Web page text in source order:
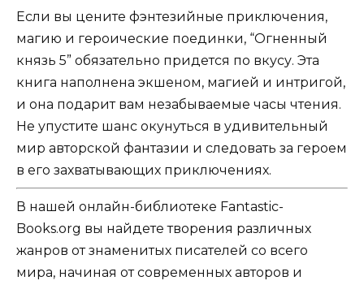
Если вы цените фэнтезийные приключения,
магию и героические поединки, “Огненный
князь 5” обязательно придется по вкусу. Эта
книга наполнена экшеном, магией и интригой,
и она подарит вам незабываемые часы чтения.
Не упустите шанс окунуться в удивительный
мир авторской фантазии и следовать за героем
в его захватывающих приключениях.
В нашей онлайн-библиотеке Fantastic-
Books.org вы найдете творения различных
жанров от знаменитых писателей со всего
мира, начиная от современных авторов и